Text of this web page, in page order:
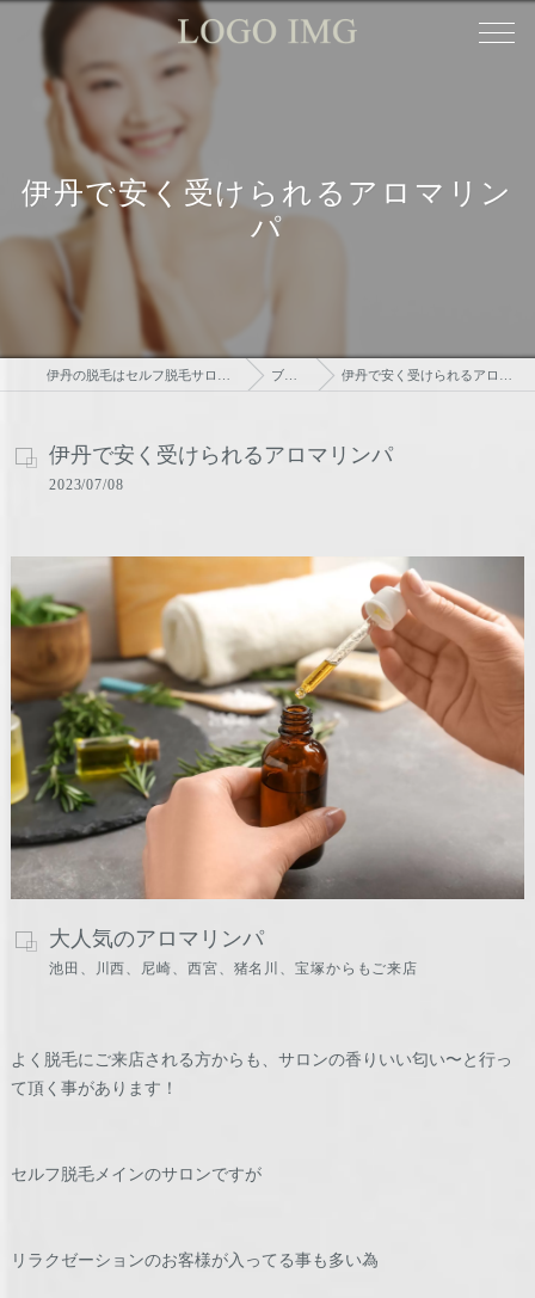
伊丹で安く受けられるアロマリン
パ
ブログ 伊丹で安く受けられるアロマリンパ
伊丹で安く受けられるアロマリンパ
2023/07/08
大人気のアロマリンパ
池田、川西、尼崎、西宮、猪名川、宝塚からもご来店
よく脱毛にご来店される方からも、サロンの香りいい匂い〜と行っ
て頂く事があります！
セルフ脱毛メインのサロンですが
リラクゼーションのお客様が入ってる事も多い為